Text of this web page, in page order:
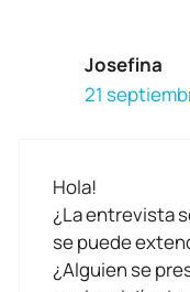
Josefina
21
Hola!
¿La entrevista
se puede
¿Alguien se